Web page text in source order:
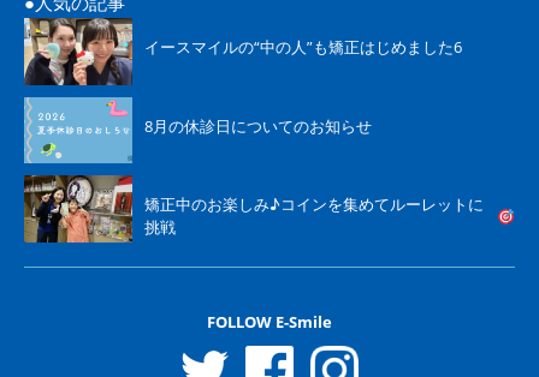
イースマイルの“中の人”も矯正はじめました6
8月の休診日についてのお知らせ
矯正中のお楽しみ♪コインを集めてルーレットに
挑戦
FOLLOW E-Smile